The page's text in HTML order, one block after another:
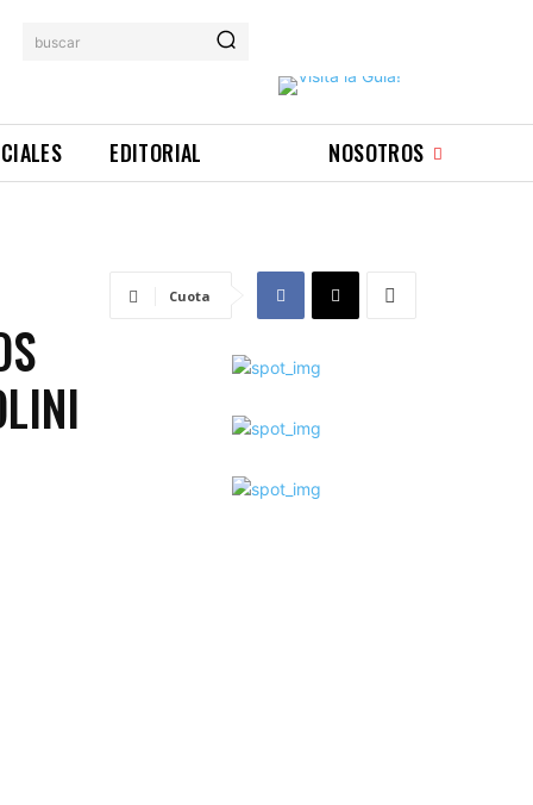
buscar
EDITORIAL NOSOTROS
Cuota